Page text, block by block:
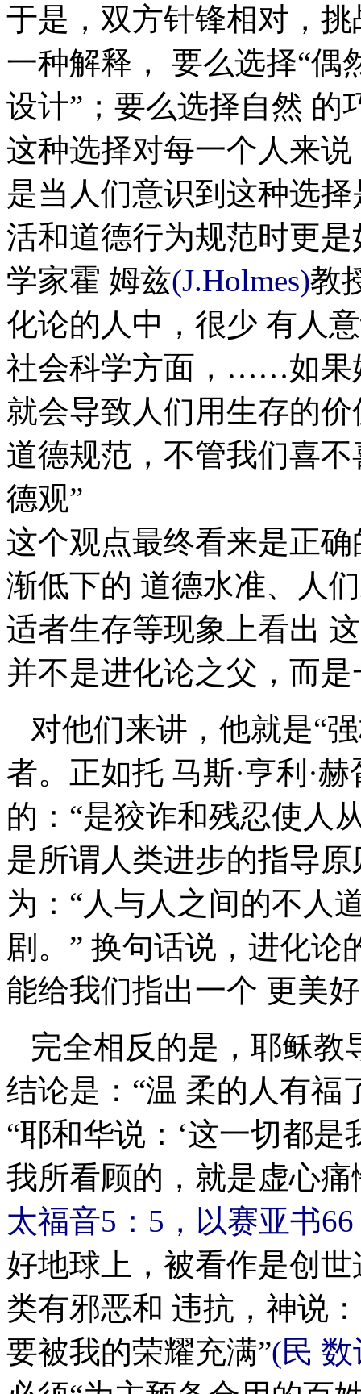
于是，双方针锋相对，
一种解释， 要么选择“偶
设计”；要么选择自然 的
这种选择对每一个人来
是当人们意识到这种选
活和道德行为规范时更
学家霍 姆兹(J.Holmes)教
化论的人中，很少 有人
社会科学方面，……如果
就会导致人们用生存的
道德规范，不管我们喜
德观”
这个观点最终看来是正
渐低下的 道德水准、人
适者生存等现象上看出
并不是进化论之父，而
对他们来讲，他就是“
者。正如托 马斯·亨利·赫
的：“是狡诈和残忍使人
是所谓人类进步的指导
为：“人与人之间的不人
剧。” 换句话说，进化论
能给我们指出一个 更美
完全相反的是，耶稣教
结论是：“温 柔的人有福
“耶和华说：‘这一切都
我所看顾的，就是虚心
太福音5：5，以赛亚书
好地球上，被看作是创
类有邪恶和 违抗，神说
要被我的荣耀充满”(民 数